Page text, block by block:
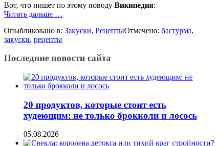
Вот, что пишет по этому поводу Википедия:
Читать дальше
дома
бастурму
…
Опыбликовано в: Закуски, РецептыОтмечено: бастурма,
закуски, рецепты
Последние новости сайта
20 продуктов, которые стоит есть
худеющим: не только брокколи и лосось
05.08.2026